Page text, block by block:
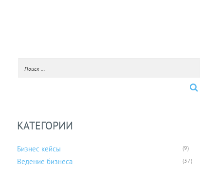
КАТЕГОРИИ
Бизнес кейсы (9)
Ведение бизнеса (37)